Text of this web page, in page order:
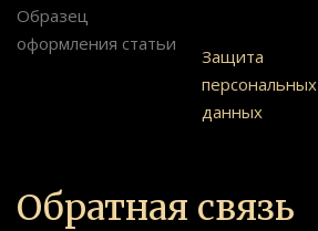
Образец
оформления статьи
Защита
персональных
данных
Обратная связь